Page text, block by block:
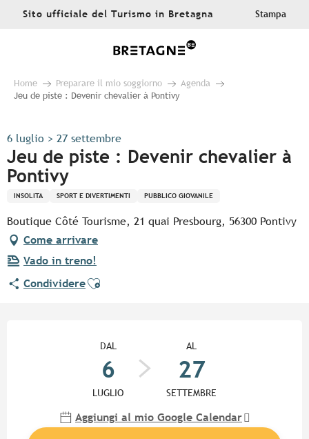
AllerSito ufficiale del Turismo in Bretagna Stampa
Home Preparare il mio soggiorno
Agenda
Jeu de piste : Devenir chevalier à Pontivy
6 luglio > 27 settembre
Jeu de piste : Devenir chevalier à
Pontivy
INSOLITA SPORT E DIVERTIMENTI PUBBLICO GIOVANILE
Boutique Côté Tourisme, 21 quai Presbourg, 56300 Pontivy
Come arrivare
Vado in treno!
CondividereAjouter aux favoris
DAL
6
LUGLIO
AL
27
SETTEMBRE
Aggiungi al mio Google Calendar